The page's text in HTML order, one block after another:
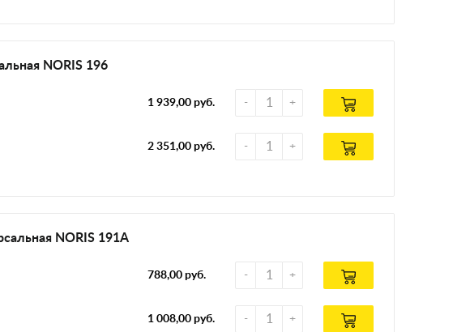
NORIS 196
1 939,00 руб.
2 351,00 руб.
NORIS 191А
788,00 руб.
1 008,00 руб.